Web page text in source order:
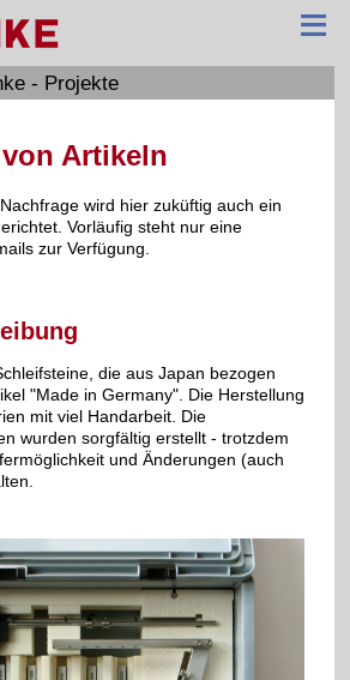
≡
- Projekte
Artikeln
wird hier zuküftig auch ein
Vorläufig steht nur eine
zur Verfügung.
die aus Japan bezogen
"Made in Germany". Die Herstellung
mit viel Handarbeit. Die
wurden sorgfältig erstellt - trotzdem
und Änderungen (auch